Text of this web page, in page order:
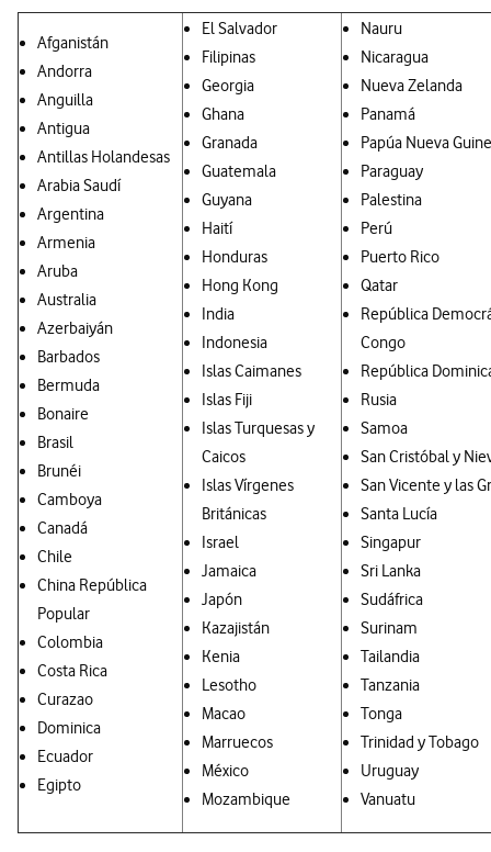
Afganistán
Andorra
Anguilla
Antigua
Antillas Holandesas
Arabia Saudí
Argentina
Armenia
Aruba
Australia
Azerbaiyán
Barbados
Bermuda
Bonaire
Brasil
Brunéi
Camboya
Canadá
Chile
China República
Popular
Colombia
Costa Rica
Curazao
Dominica
Ecuador
Egipto
El Salvador
Filipinas
Georgia
Ghana
Granada
Guatemala
Guyana
Haití
Honduras
Hong Kong
India
Indonesia
Islas Caimanes
Islas Fiji
Islas Turquesas y
Caicos
Islas Vírgenes
Británicas
Israel
Jamaica
Japón
Kazajistán
Kenia
Lesotho
Macao
Marruecos
México
Mozambique
Nauru
Nicaragua
Nueva Zelanda
Panamá
Papúa Nueva
Paraguay
Palestina
Perú
Puerto Rico
Qatar
República
Congo
República
Rusia
Samoa
San Cristóbal y
San Vicente y las
Santa Lucía
Singapur
Sri Lanka
Sudáfrica
Surinam
Tailandia
Tanzania
Tonga
Trinidad y Tobago
Uruguay
Vanuatu